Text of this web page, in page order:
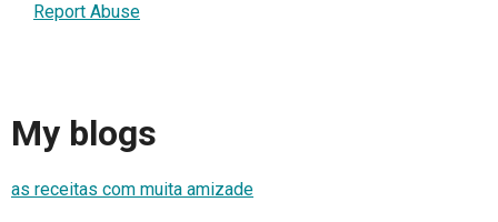
Report Abuse
My blogs
as receitas com muita amizade